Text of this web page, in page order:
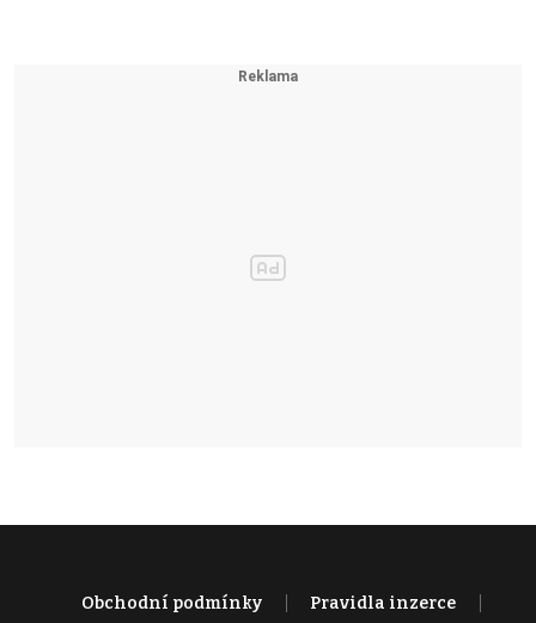
Obchodní podmínky Pravidla inzerce